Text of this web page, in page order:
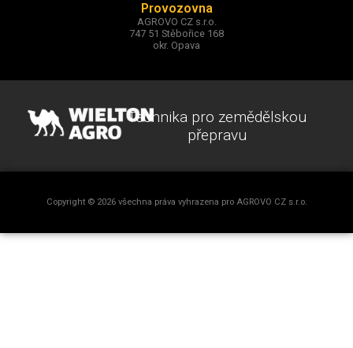
Provozovna
AGROVO CZ s.r.o.
747 51 Stěbořice 168
okr. Opava
Technika pro zemědělskou
přepravu
Copyright © 2026 všechna práva vyhrazena pro AGROVO CZ s.r.o.